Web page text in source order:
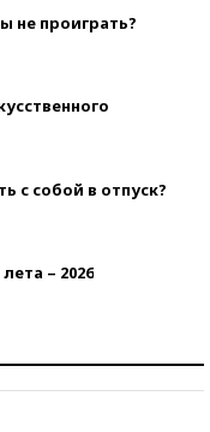
не проиграть?
с собой в отпуск?
– 2026